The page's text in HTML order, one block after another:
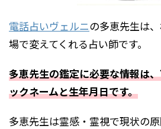
電話占いヴェルニの多恵先生は
場で変えてくれる占い師です。
多恵先生の鑑定に必要な情報は
ックネームと生年月日です。
多恵先生は霊感・霊視で現状の